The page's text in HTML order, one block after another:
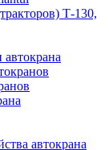
Т-130,
автокрана
автокрана